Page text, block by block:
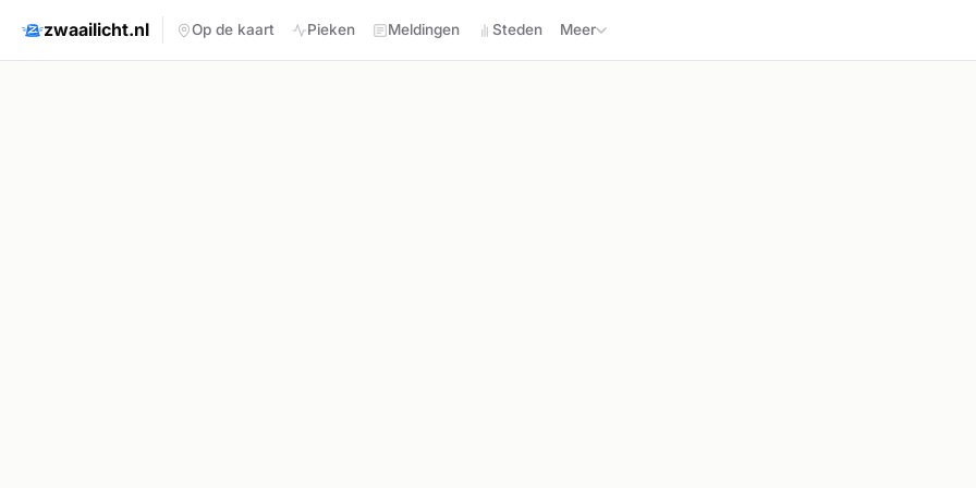
zwaailicht.nl Op de kaart Pieken Meldingen Steden Meer